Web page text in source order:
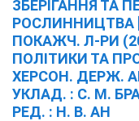
ЗБЕРІГАННЯ ТА
РОСЛИННИЦТВА
ПОКАЖЧ. Л-РИ
ПОЛІТИКИ ТА
ХЕРСОН. ДЕРЖ.
УКЛАД. : С. М.
РЕД. : Н. В. АН